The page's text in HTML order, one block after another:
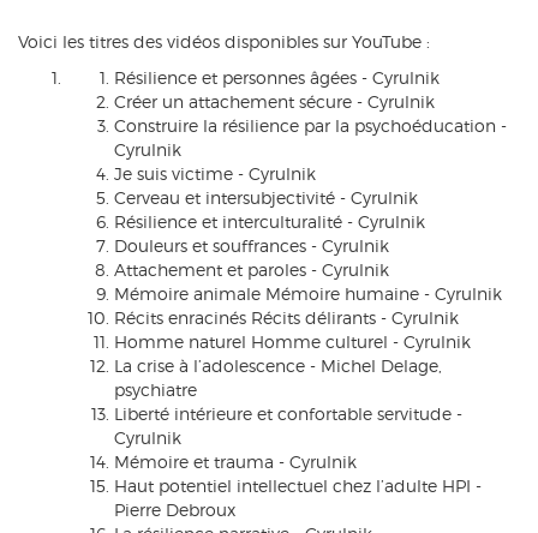
Voici les titres des vidéos disponibles sur YouTube :
Résilience et personnes âgées - Cyrulnik
Créer un attachement sécure - Cyrulnik
Construire la résilience par la psychoéducation -
Cyrulnik
Je suis victime - Cyrulnik
Cerveau et intersubjectivité - Cyrulnik
Résilience et interculturalité - Cyrulnik
Douleurs et souffrances - Cyrulnik
Attachement et paroles - Cyrulnik
Mémoire animale Mémoire humaine - Cyrulnik
Récits enracinés Récits délirants - Cyrulnik
Homme naturel Homme culturel - Cyrulnik
La crise à l’adolescence - Michel Delage,
psychiatre
Liberté intérieure et confortable servitude -
Cyrulnik
Mémoire et trauma - Cyrulnik
Haut potentiel intellectuel chez l’adulte HPI -
Pierre Debroux